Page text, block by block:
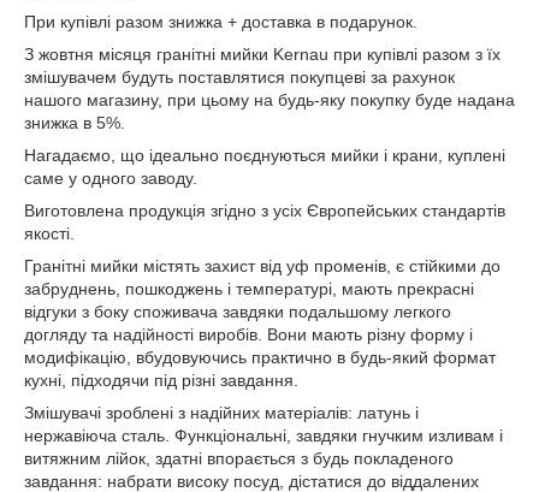
При купівлі разом знижка + доставка в подарунок.
З жовтня місяця гранітні мийки Kernau при купівлі разом з їх
змішувачем будуть поставлятися покупцеві за рахунок
нашого магазину, при цьому на будь-яку покупку буде надана
знижка в 5%.
Нагадаємо, що ідеально поєднуються мийки і крани, куплені
саме у одного заводу.
Виготовлена продукція згідно з усіх Європейських стандартів
якості.
Гранітні мийки містять захист від уф променів, є стійкими до
забруднень, пошкоджень і температурі, мають прекрасні
відгуки з боку споживача завдяки подальшому легкого
догляду та надійності виробів. Вони мають різну форму і
модифікацію, вбудовуючись практично в будь-який формат
кухні, підходячи під різні завдання.
Змішувачі зроблені з надійних матеріалів: латунь і
нержавіюча сталь. Функціональні, завдяки гнучким изливам і
витяжним лійок, здатні впорається з будь покладеного
завдання: набрати високу посуд, дістатися до віддалених